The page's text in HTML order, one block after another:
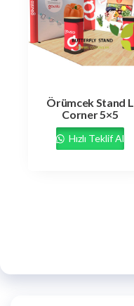
Örümcek Stand L
Corner 5×5
Hızlı Teklif Al